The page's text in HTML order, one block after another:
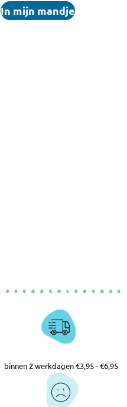
In mijn mandje
binnen 2 werkdagen €3,95 - €6,95